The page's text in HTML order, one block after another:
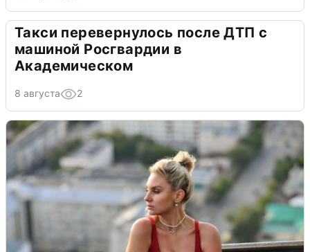
Такси перевернулось после ДТП с
машиной Росгвардии в
Академическом
8 августа 2